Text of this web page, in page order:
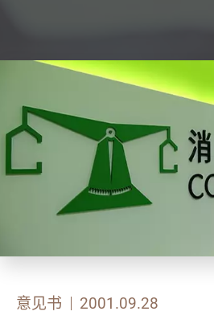
意见书 2001.09.28